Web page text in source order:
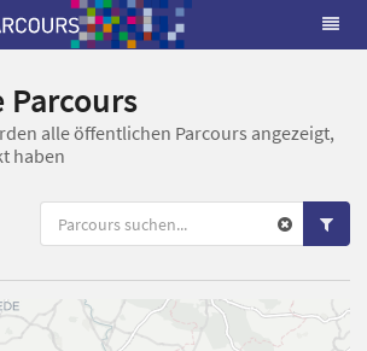
alle öffentlichen Parcours angezeigt,
haben